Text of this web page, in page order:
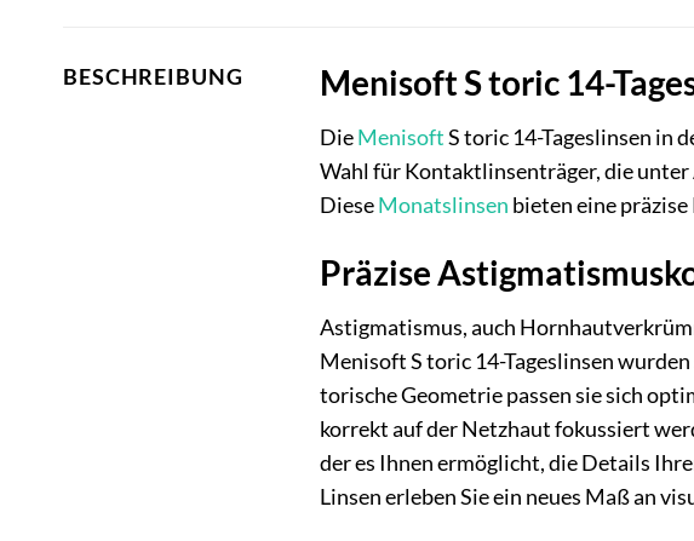
BESCHREIBUNG Menisoft S toric 14-
DieMenisoftS toric 14-Tageslinsen in
Wahl für Kontaktlinsenträger, die unter
DieseMonatslinsen bieten eine
Präzise
Astigmatismus, auch
Menisoft S toric 14-Tageslinsen
torische Geometrie passen sie sich
korrekt auf der Netzhaut fokussiert
der es Ihnen ermöglicht, die Details
Linsen erleben Sie ein neues Maß an